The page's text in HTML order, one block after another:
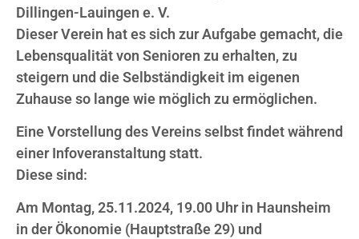
Dillingen-Lauingen e. V.
Dieser Verein hat es sich zur Aufgabe gemacht, die
Lebensqualität von Senioren zu erhalten, zu
steigern und die Selbständigkeit im eigenen
Zuhause so lange wie möglich zu ermöglichen.
Eine Vorstellung des Vereins selbst findet während
einer Infoveranstaltung statt.
Diese sind:
Am Montag, 25.11.2024, 19.00 Uhr in Haunsheim
in der Ökonomie (Hauptstraße 29) und